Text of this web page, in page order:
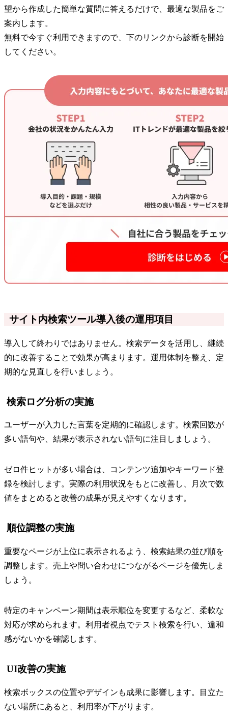
望から作成した簡単な質問に答えるだけで、最適な製品をご
案内します。
無料で今すぐ利用できますので、下のリンクから診断を開始
してください。
サイト内検索ツール導入後の運用項目
導入して終わりではありません。検索データを活用し、継続
的に改善することで効果が高まります。運用体制を整え、定
期的な見直しを行いましょう。
検索ログ分析の実施
ユーザーが入力した言葉を定期的に確認します。検索回数が
多い語句や、結果が表示されない語句に注目しましょう。
ゼロ件ヒットが多い場合は、コンテンツ追加やキーワード登
録を検討します。実際の利用状況をもとに改善し、月次で数
値をまとめると改善の成果が見えやすくなります。
順位調整の実施
重要なページが上位に表示されるよう、検索結果の並び順を
調整します。売上や問い合わせにつながるページを優先しま
しょう。
特定のキャンペーン期間は表示順位を変更するなど、柔軟な
対応が求められます。利用者視点でテスト検索を行い、違和
感がないかを確認します。
UI改善の実施
検索ボックスの位置やデザインも成果に影響します。目立た
ない場所にあると、利用率が下がります。